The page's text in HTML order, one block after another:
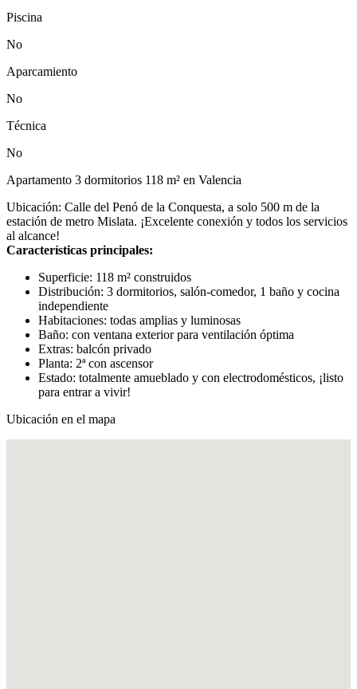
Piscina
No
Aparcamiento
No
Técnica
No
Apartamento 3 dormitorios 118 m² en Valencia
Ubicación: Calle del Penó de la Conquesta, a solo 500 m de la
estación de metro Mislata. ¡Excelente conexión y todos los servicios
al alcance!
Características principales:
Superficie: 118 m² construidos
Distribución: 3 dormitorios, salón-comedor, 1 baño y cocina
independiente
Habitaciones: todas amplias y luminosas
Baño: con ventana exterior para ventilación óptima
Extras: balcón privado
Planta: 2ª con ascensor
Estado: totalmente amueblado y con electrodomésticos, ¡listo
para entrar a vivir!
Ubicación en el mapa